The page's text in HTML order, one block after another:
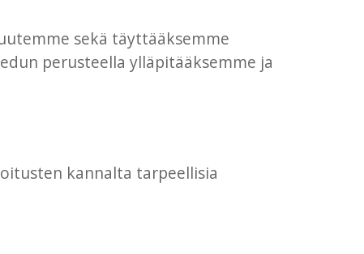
sekä täyttääksemme
perusteella ylläpitääksemme ja
kannalta tarpeellisia